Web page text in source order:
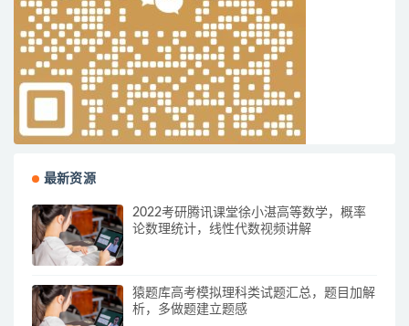
最新资源
2022考研腾讯课堂徐小湛高等数学，概率
论数理统计，线性代数视频讲解
猿题库高考模拟理科类试题汇总，题目加解
析，多做题建立题感